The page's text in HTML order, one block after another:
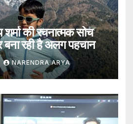
की रचनात्मक सोच
बना रही है अलग पहचान
NARENDRA ARYA